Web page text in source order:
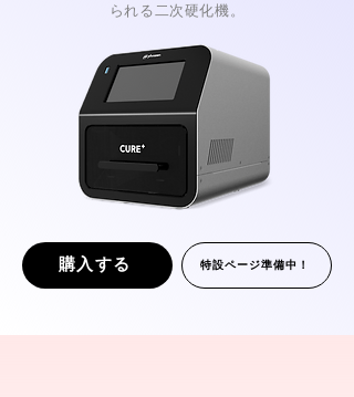
られる二次硬化機。
購入する 特設ページ準備中！